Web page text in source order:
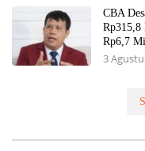
CBA
Rp315,8
Rp6,7
3